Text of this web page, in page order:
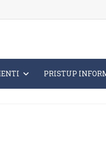
PRISTUP